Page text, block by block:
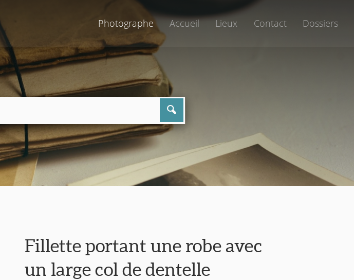
Photographe Accueil Lieux Contact Dossiers
Fillette portant une robe avec
un large col de dentelle